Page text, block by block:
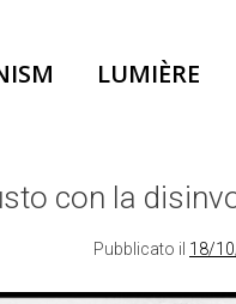
LUMIÈRE
con la
Pubblicato il 18/